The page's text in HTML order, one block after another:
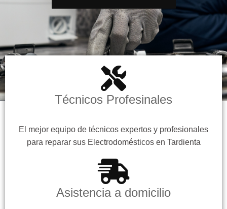
Técnicos Profesinales
El mejor equipo de técnicos expertos y profesionales
para reparar sus Electrodomésticos en Tardienta
Asistencia a domicilio